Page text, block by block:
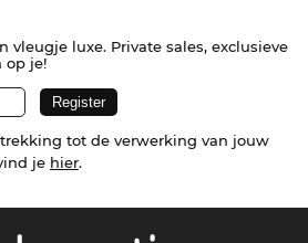
vleugje luxe. Private sales, exclusieve
op je!
tot de verwerking van jouw
je hier.